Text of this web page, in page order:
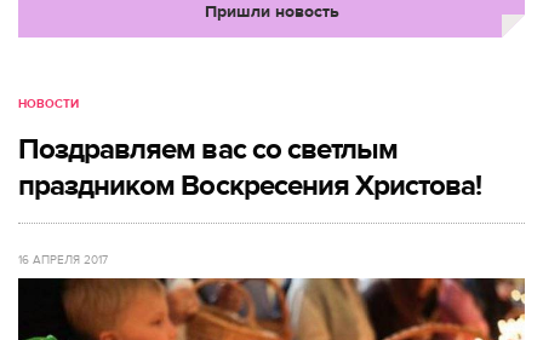
Пришли новость
НОВОСТИ
Поздравляем вас со светлым
праздником Воскресения Христова!
16 АПРЕЛЯ 2017